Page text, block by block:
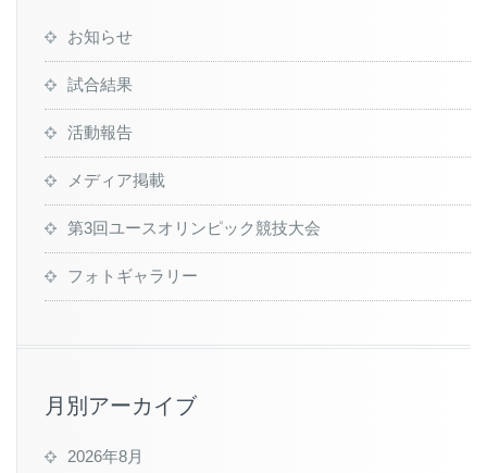
お知らせ
試合結果
活動報告
メディア掲載
第3回ユースオリンピック競技大会
フォトギャラリー
月別アーカイブ
2026年8月